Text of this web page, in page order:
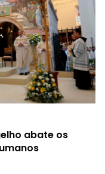
abate os